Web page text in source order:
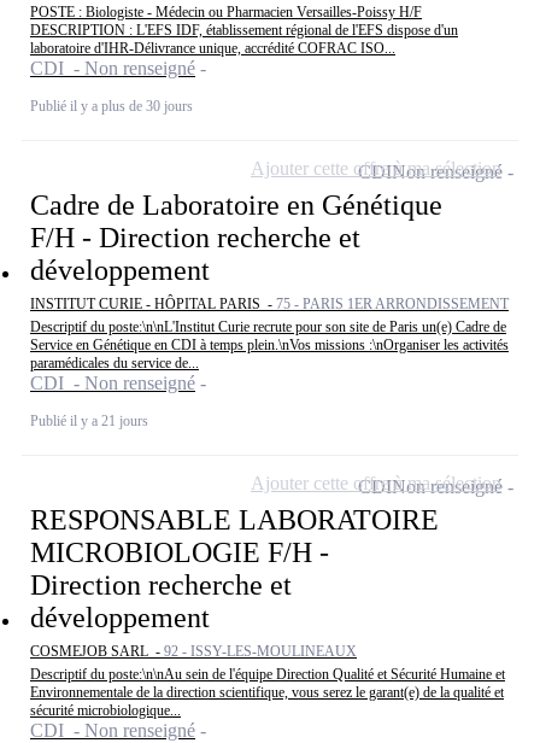
POSTE : Biologiste - Médecin ou Pharmacien Versailles-Poissy H/F
DESCRIPTION : L'EFS IDF, établissement régional de l'EFS dispose d'un
laboratoire d'IHR-Délivrance unique, accrédité COFRAC ISO...
CDI - Non renseigné
Publié il y a plus de 30 jours
Cadre de Laboratoire en Génétique
F/H - Direction recherche et
développement
INSTITUT CURIE - HÔPITAL PARIS - 75 - PARIS 1ER ARRONDISSEMENT
Descriptif du poste:\n\nL'Institut Curie recrute pour son site de Paris un(e) Cadre de
Service en Génétique en CDI à temps plein.\nVos missions :\nOrganiser les activités
paramédicales du service de...
CDI - Non renseigné
Publié il y a 21 jours
CDINon renseigné
Ajouter cette offre à ma sélection
RESPONSABLE LABORATOIRE
MICROBIOLOGIE F/H -
Direction recherche et
développement
COSMEJOB SARL - 92 - ISSY-LES-MOULINEAUX
Descriptif du poste:\n\nAu sein de l'équipe Direction Qualité et Sécurité Humaine et
Environnementale de la direction scientifique, vous serez le garant(e) de la qualité et
sécurité microbiologique...
CDI - Non renseigné
CDINon renseigné
Ajouter cette offre à ma sélection